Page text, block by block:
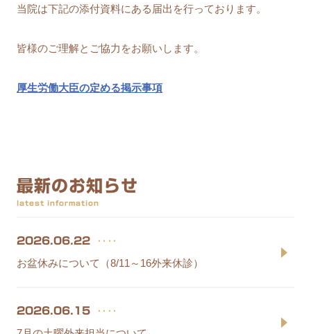
当院は下記の添付資料にある届出を行っております。
皆様のご理解とご協力をお願いします。
厚生労働大臣の定める掲示事項
最新のお知らせ
latest information
2026.06.22
‥‥
お盆休みについて（8/11～16外来休診）
2026.06.15
‥‥